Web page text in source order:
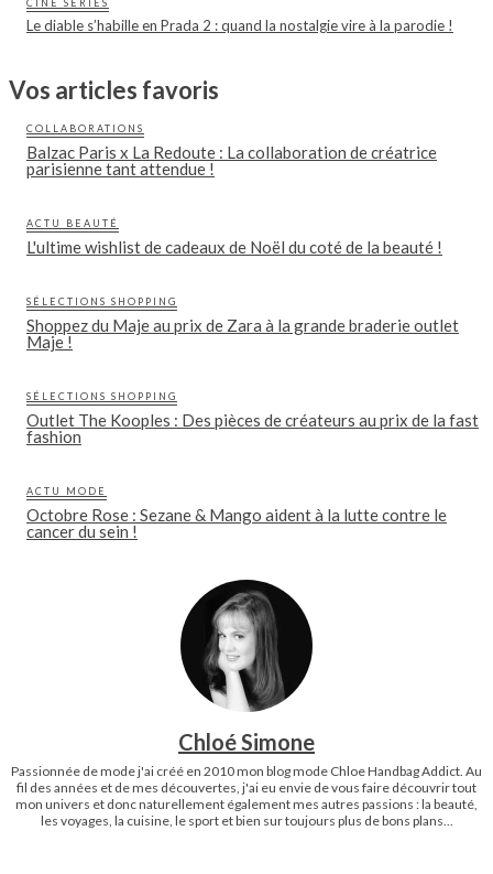
CINÉ SÉRIES
Le diable s’habille en Prada 2 : quand la nostalgie vire à la parodie !
Vos articles favoris
COLLABORATIONS
Balzac Paris x La Redoute : La collaboration de créatrice
parisienne tant attendue !
ACTU BEAUTÉ
L'ultime wishlist de cadeaux de Noël du coté de la beauté !
SÉLECTIONS SHOPPING
Shoppez du Maje au prix de Zara à la grande braderie outlet
Maje !
SÉLECTIONS SHOPPING
Outlet The Kooples : Des pièces de créateurs au prix de la fast
fashion
ACTU MODE
Octobre Rose : Sezane & Mango aident à la lutte contre le
cancer du sein !
Chloé Simone
Passionnée de mode j'ai créé en 2010 mon blog mode Chloe Handbag Addict. Au
fil des années et de mes découvertes, j'ai eu envie de vous faire découvrir tout
mon univers et donc naturellement également mes autres passions : la beauté,
les voyages, la cuisine, le sport et bien sur toujours plus de bons plans...